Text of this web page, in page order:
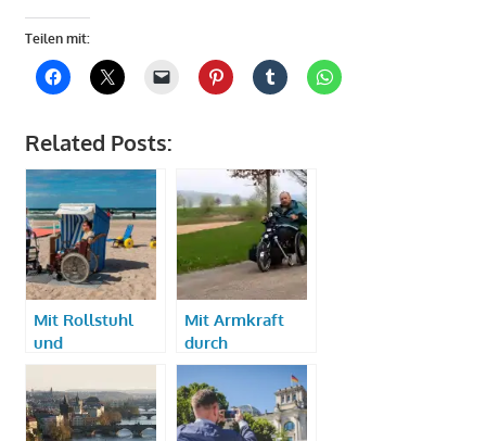
Teilen mit:
Related Posts:
Mit Rollstuhl
und
Kinderwagen
durch den
Herbst
Mit Armkraft
durch
Deutschland